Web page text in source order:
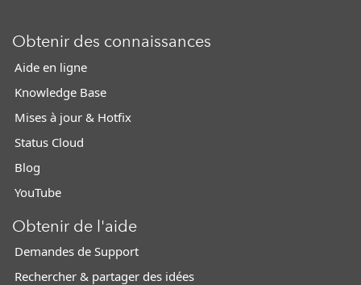
Obtenir des connaissances
Aide en ligne
Knowledge Base
Mises à jour & Hotfix
Status Cloud
Blog
YouTube
Obtenir de l'aide
Demandes de Support
Rechercher & partager des idées